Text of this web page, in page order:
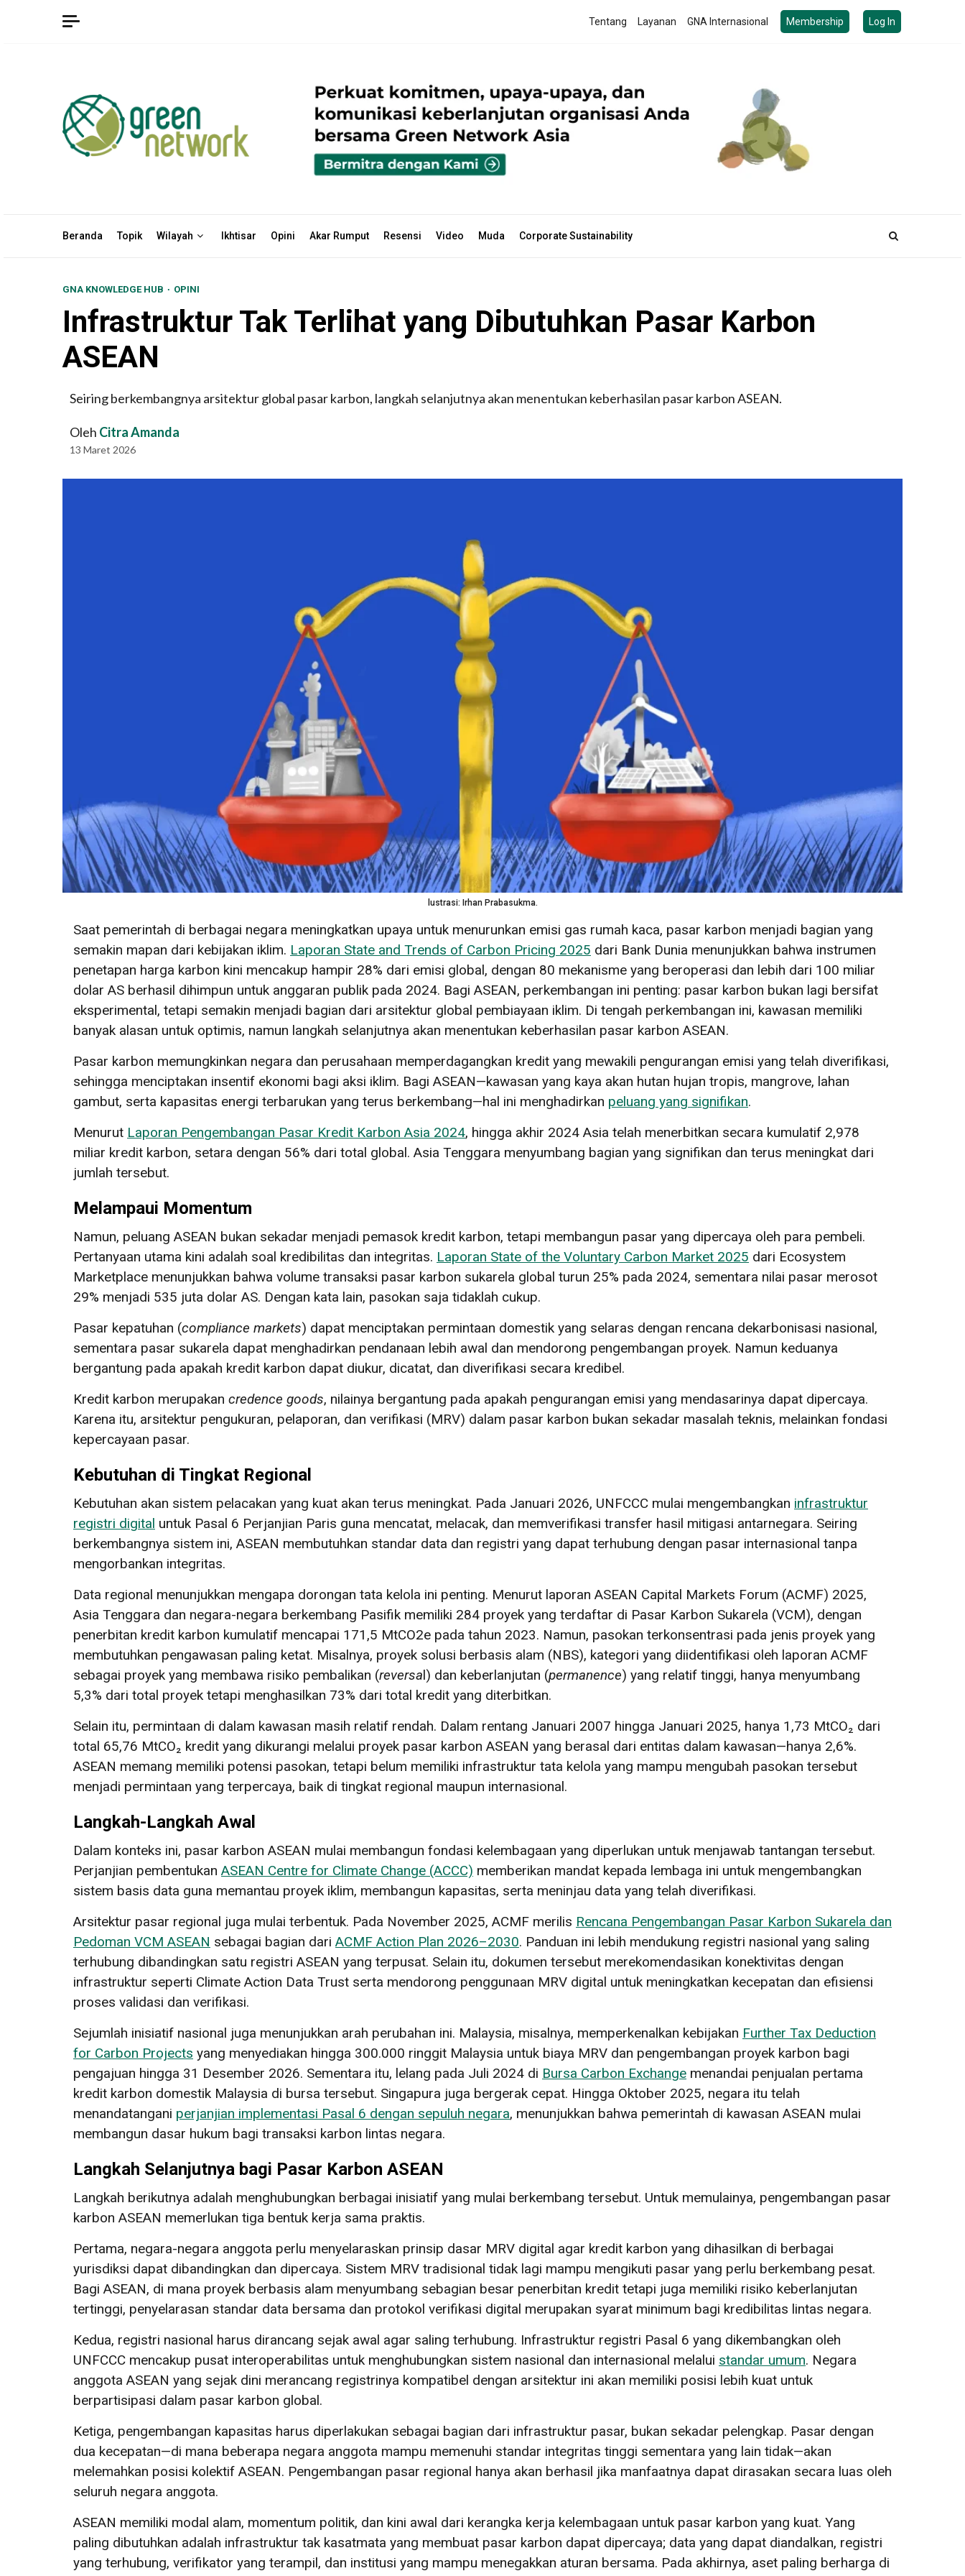
Tentang Layanan GNA Internasional Membership Log In
Beranda Topik Wilayah Ikhtisar Opini Akar Rumput Resensi Video Muda Corporate Sustainability
GNA KNOWLEDGE HUB OPINI
Infrastruktur Tak Terlihat yang Dibutuhkan Pasar Karbon
ASEAN
Seiring berkembangnya arsitektur global pasar karbon, langkah selanjutnya akan menentukan keberhasilan pasar karbon ASEAN.
Oleh Citra Amanda
13 Maret 2026
lustrasi: Irhan Prabasukma.
Saat pemerintah di berbagai negara meningkatkan upaya untuk menurunkan emisi gas rumah kaca, pasar karbon menjadi bagian yang
semakin mapan dari kebijakan iklim. Laporan State and Trends of Carbon Pricing 2025 dari Bank Dunia menunjukkan bahwa instrumen
penetapan harga karbon kini mencakup hampir 28% dari emisi global, dengan 80 mekanisme yang beroperasi dan lebih dari 100 miliar
dolar AS berhasil dihimpun untuk anggaran publik pada 2024. Bagi ASEAN, perkembangan ini penting: pasar karbon bukan lagi bersifat
eksperimental, tetapi semakin menjadi bagian dari arsitektur global pembiayaan iklim. Di tengah perkembangan ini, kawasan memiliki
banyak alasan untuk optimis, namun langkah selanjutnya akan menentukan keberhasilan pasar karbon ASEAN.
Pasar karbon memungkinkan negara dan perusahaan memperdagangkan kredit yang mewakili pengurangan emisi yang telah diverifikasi,
sehingga menciptakan insentif ekonomi bagi aksi iklim. Bagi ASEAN—kawasan yang kaya akan hutan hujan tropis, mangrove, lahan
gambut, serta kapasitas energi terbarukan yang terus berkembang—hal ini menghadirkan peluang yang signifikan.
Menurut Laporan Pengembangan Pasar Kredit Karbon Asia 2024, hingga akhir 2024 Asia telah menerbitkan secara kumulatif 2,978
miliar kredit karbon, setara dengan 56% dari total global. Asia Tenggara menyumbang bagian yang signifikan dan terus meningkat dari
jumlah tersebut.
Melampaui Momentum
Namun, peluang ASEAN bukan sekadar menjadi pemasok kredit karbon, tetapi membangun pasar yang dipercaya oleh para pembeli.
Pertanyaan utama kini adalah soal kredibilitas dan integritas. Laporan State of the Voluntary Carbon Market 2025 dari Ecosystem
Marketplace menunjukkan bahwa volume transaksi pasar karbon sukarela global turun 25% pada 2024, sementara nilai pasar merosot
29% menjadi 535 juta dolar AS. Dengan kata lain, pasokan saja tidaklah cukup.
Pasar kepatuhan (compliance markets) dapat menciptakan permintaan domestik yang selaras dengan rencana dekarbonisasi nasional,
sementara pasar sukarela dapat menghadirkan pendanaan lebih awal dan mendorong pengembangan proyek. Namun keduanya
bergantung pada apakah kredit karbon dapat diukur, dicatat, dan diverifikasi secara kredibel.
Kredit karbon merupakan credence goods, nilainya bergantung pada apakah pengurangan emisi yang mendasarinya dapat dipercaya.
Karena itu, arsitektur pengukuran, pelaporan, dan verifikasi (MRV) dalam pasar karbon bukan sekadar masalah teknis, melainkan fondasi
kepercayaan pasar.
Kebutuhan di Tingkat Regional
Kebutuhan akan sistem pelacakan yang kuat akan terus meningkat. Pada Januari 2026, UNFCCC mulai mengembangkan infrastruktur
registri digital untuk Pasal 6 Perjanjian Paris guna mencatat, melacak, dan memverifikasi transfer hasil mitigasi antarnegara. Seiring
berkembangnya sistem ini, ASEAN membutuhkan standar data dan registri yang dapat terhubung dengan pasar internasional tanpa
mengorbankan integritas.
Data regional menunjukkan mengapa dorongan tata kelola ini penting. Menurut laporan ASEAN Capital Markets Forum (ACMF) 2025,
Asia Tenggara dan negara-negara berkembang Pasifik memiliki 284 proyek yang terdaftar di Pasar Karbon Sukarela (VCM), dengan
penerbitan kredit karbon kumulatif mencapai 171,5 MtCO2e pada tahun 2023. Namun, pasokan terkonsentrasi pada jenis proyek yang
membutuhkan pengawasan paling ketat. Misalnya, proyek solusi berbasis alam (NBS), kategori yang diidentifikasi oleh laporan ACMF
sebagai proyek yang membawa risiko pembalikan (reversal) dan keberlanjutan (permanence) yang relatif tinggi, hanya menyumbang
5,3% dari total proyek tetapi menghasilkan 73% dari total kredit yang diterbitkan.
Selain itu, permintaan di dalam kawasan masih relatif rendah. Dalam rentang Januari 2007 hingga Januari 2025, hanya 1,73 MtCO₂ dari
total 65,76 MtCO₂ kredit yang dikurangi melalui proyek pasar karbon ASEAN yang berasal dari entitas dalam kawasan—hanya 2,6%.
ASEAN memang memiliki potensi pasokan, tetapi belum memiliki infrastruktur tata kelola yang mampu mengubah pasokan tersebut
menjadi permintaan yang terpercaya, baik di tingkat regional maupun internasional.
Langkah-Langkah Awal
Dalam konteks ini, pasar karbon ASEAN mulai membangun fondasi kelembagaan yang diperlukan untuk menjawab tantangan tersebut.
Perjanjian pembentukan ASEAN Centre for Climate Change (ACCC) memberikan mandat kepada lembaga ini untuk mengembangkan
sistem basis data guna memantau proyek iklim, membangun kapasitas, serta meninjau data yang telah diverifikasi.
Arsitektur pasar regional juga mulai terbentuk. Pada November 2025, ACMF merilis Rencana Pengembangan Pasar Karbon Sukarela dan
Pedoman VCM ASEAN sebagai bagian dari ACMF Action Plan 2026–2030. Panduan ini lebih mendukung registri nasional yang saling
terhubung dibandingkan satu registri ASEAN yang terpusat. Selain itu, dokumen tersebut merekomendasikan konektivitas dengan
infrastruktur seperti Climate Action Data Trust serta mendorong penggunaan MRV digital untuk meningkatkan kecepatan dan efisiensi
proses validasi dan verifikasi.
Sejumlah inisiatif nasional juga menunjukkan arah perubahan ini. Malaysia, misalnya, memperkenalkan kebijakan Further Tax Deduction
for Carbon Projects yang menyediakan hingga 300.000 ringgit Malaysia untuk biaya MRV dan pengembangan proyek karbon bagi
pengajuan hingga 31 Desember 2026. Sementara itu, lelang pada Juli 2024 di Bursa Carbon Exchange menandai penjualan pertama
kredit karbon domestik Malaysia di bursa tersebut. Singapura juga bergerak cepat. Hingga Oktober 2025, negara itu telah
menandatangani perjanjian implementasi Pasal 6 dengan sepuluh negara, menunjukkan bahwa pemerintah di kawasan ASEAN mulai
membangun dasar hukum bagi transaksi karbon lintas negara.
Langkah Selanjutnya bagi Pasar Karbon ASEAN
Langkah berikutnya adalah menghubungkan berbagai inisiatif yang mulai berkembang tersebut. Untuk memulainya, pengembangan pasar
karbon ASEAN memerlukan tiga bentuk kerja sama praktis.
Pertama, negara-negara anggota perlu menyelaraskan prinsip dasar MRV digital agar kredit karbon yang dihasilkan di berbagai
yurisdiksi dapat dibandingkan dan dipercaya. Sistem MRV tradisional tidak lagi mampu mengikuti pasar yang perlu berkembang pesat.
Bagi ASEAN, di mana proyek berbasis alam menyumbang sebagian besar penerbitan kredit tetapi juga memiliki risiko keberlanjutan
tertinggi, penyelarasan standar data bersama dan protokol verifikasi digital merupakan syarat minimum bagi kredibilitas lintas negara.
Kedua, registri nasional harus dirancang sejak awal agar saling terhubung. Infrastruktur registri Pasal 6 yang dikembangkan oleh
UNFCCC mencakup pusat interoperabilitas untuk menghubungkan sistem nasional dan internasional melalui standar umum. Negara
anggota ASEAN yang sejak dini merancang registrinya kompatibel dengan arsitektur ini akan memiliki posisi lebih kuat untuk
berpartisipasi dalam pasar karbon global.
Ketiga, pengembangan kapasitas harus diperlakukan sebagai bagian dari infrastruktur pasar, bukan sekadar pelengkap. Pasar dengan
dua kecepatan—di mana beberapa negara anggota mampu memenuhi standar integritas tinggi sementara yang lain tidak—akan
melemahkan posisi kolektif ASEAN. Pengembangan pasar regional hanya akan berhasil jika manfaatnya dapat dirasakan secara luas oleh
seluruh negara anggota.
ASEAN memiliki modal alam, momentum politik, dan kini awal dari kerangka kerja kelembagaan untuk pasar karbon yang kuat. Yang
paling dibutuhkan adalah infrastruktur tak kasatmata yang membuat pasar karbon dapat dipercaya; data yang dapat diandalkan, registri
yang terhubung, verifikator yang terampil, dan institusi yang mampu menegakkan aturan bersama. Pada akhirnya, aset paling berharga di